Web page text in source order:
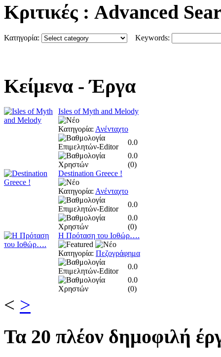
Κριτικές : Advanced
Κατηγορία: Keywords:
Κείμενα - Έργα
Isles of Myth and Melody
Κατηγορία: Ανένταχτο
0.0
0.0
(0)
Destination Greece !
Κατηγορία: Ανένταχτο
0.0
0.0
(0)
Η Πρόταση του Ιοθώρ….
Κατηγορία: Πεζογράφημα
0.0
0.0
(0)
< >
Τα 20 πλέον δημοφιλή